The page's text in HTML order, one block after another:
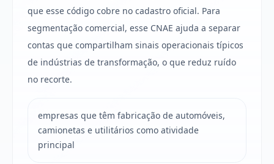
que esse código cobre no cadastro oficial. Para
segmentação comercial, esse CNAE ajuda a separar
contas que compartilham sinais operacionais típicos
de indústrias de transformação, o que reduz ruído
no recorte.
empresas que têm fabricação de automóveis,
camionetas e utilitários como atividade
principal